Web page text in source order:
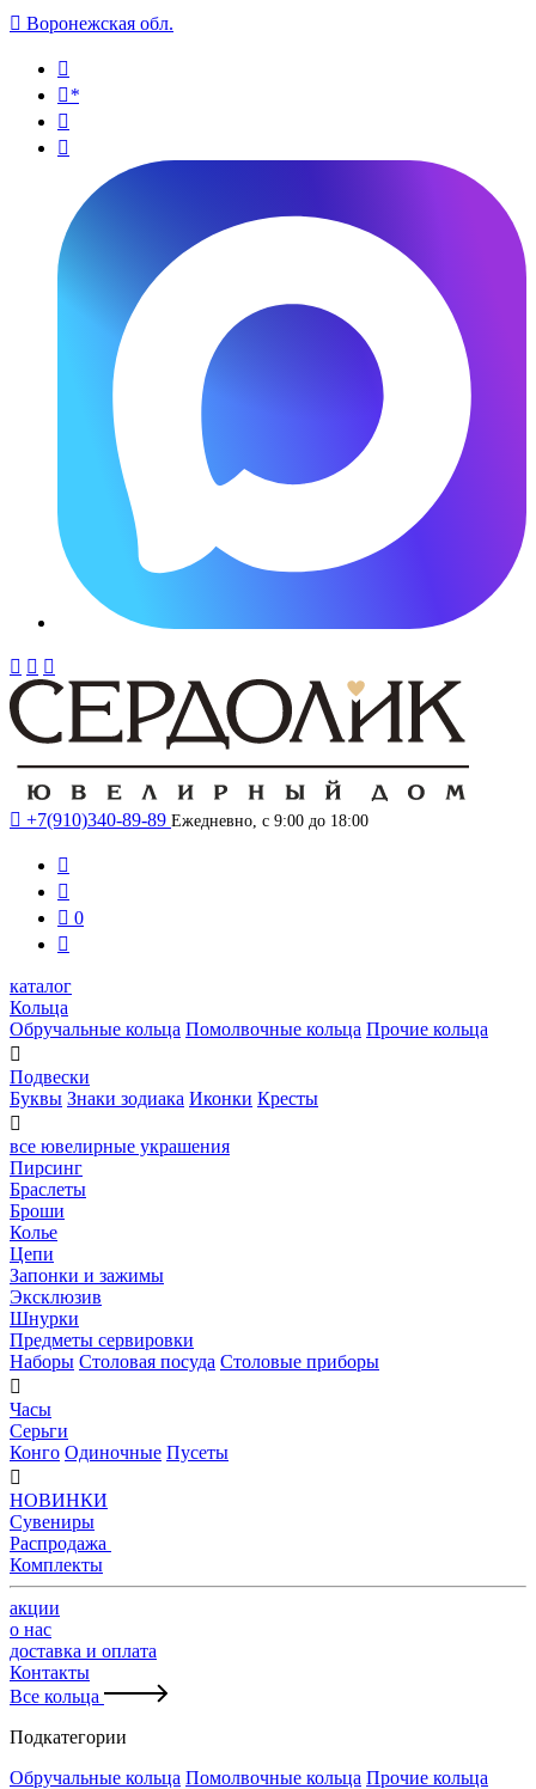
 Воронежская обл.

*


  
 +7(910)340-89-89 Ежедневно, с 9:00 до 18:00


 0

каталог
Кольца
Обручальные кольца Помолвочные кольца Прочие кольца

Подвески
Буквы Знаки зодиака Иконки Кресты

все ювелирные украшения
Пирсинг
Браслеты
Броши
Колье
Цепи
Запонки и зажимы
Эксклюзив
Шнурки
Предметы сервировки
Наборы Столовая посуда Столовые приборы

Часы
Серьги
Конго Одиночные Пусеты

НОВИНКИ
Сувениры
Распродажа
Комплекты
акции
о нас
доставка и оплата
Контакты
Все кольца
Подкатегории
Обручальные кольца Помолвочные кольца Прочие кольца